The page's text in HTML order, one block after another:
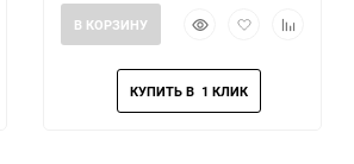
БыстрыйДобавить
избранное
Добавить
В КОРЗИНУ